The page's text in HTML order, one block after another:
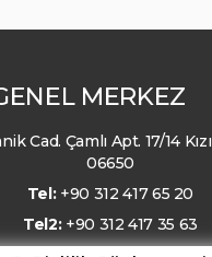
MERKEZ
Cad. Çamlı Apt. 17/14
06650
Tel: +90 312 417 65 20
Tel2: +90 312 417 35 63